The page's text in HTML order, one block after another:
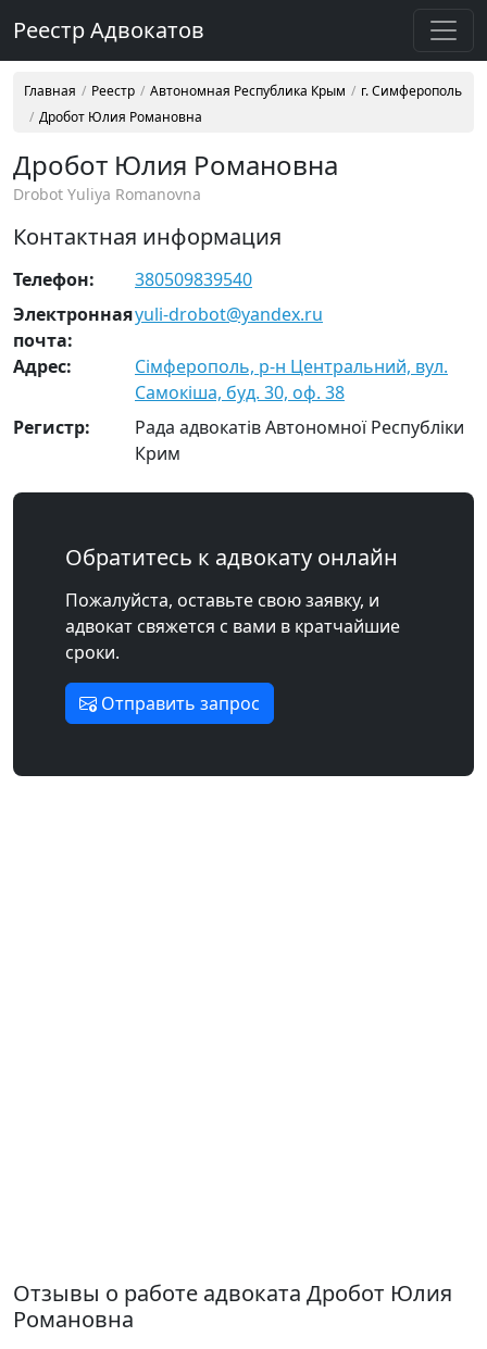
Реестр Адвокатов
Главная Реестр Автономная Республика Крым
г. Симферополь
Дробот Юлия Романовна
Дробот Юлия Романовна
Drobot Yuliya Romanovna
Контактная информация
Телефон:
380509839540
Электронная
почта:
yuli-drobot@yandex.ru
Адрес:
Сімферополь, р-н Центральний, вул.
Самокіша, буд. 30, оф. 38
Регистр:
Рада адвокатів Автономної Республіки
Крим
Обратитесь к адвокату онлайн
Пожалуйста, оставьте свою заявку, и
адвокат свяжется с вами в кратчайшие
сроки.
Отправить запрос
Отзывы о работе адвоката Дробот Юлия
Романовна